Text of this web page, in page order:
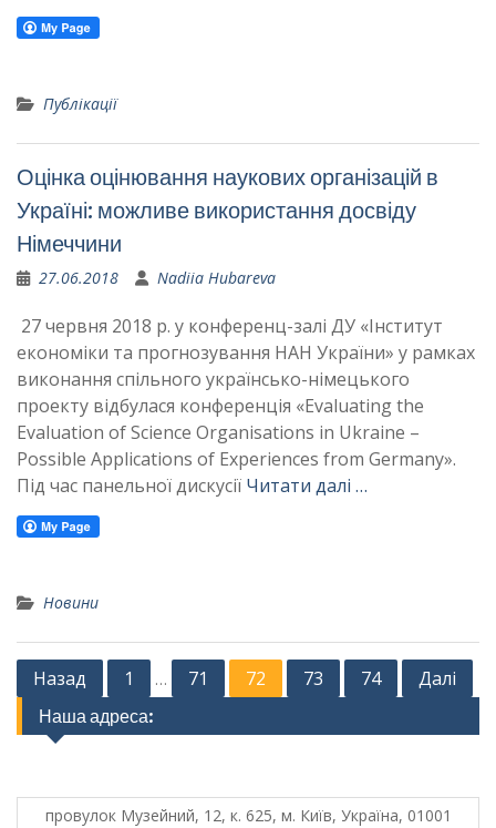
Публікації
Оцінка оцінювання наукових організацій в
Україні: можливе використання досвіду
Німеччини
27.06.2018 Nadiia Hubareva
27 червня 2018 р. у конференц-залі ДУ «Інститут
економіки та прогнозування НАН України» у рамках
виконання спільного українсько-німецького
проекту відбулася конференція «Evaluating the
Evaluation of Science Organisations in Ukraine –
Possible Applications of Experiences from Germany».
Під час панельної дискусії Читати далі …
Новини
Posts
pagination
Назад 1 … 71 72 73 74 Далі
Наша адреса:
провулок Музейний, 12, к. 625, м. Київ, Україна, 01001